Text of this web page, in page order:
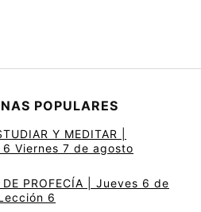
POPULARES
Y MEDITAR |
6 Viernes 7 de agosto
DE PROFECÍA | Jueves 6 de
6